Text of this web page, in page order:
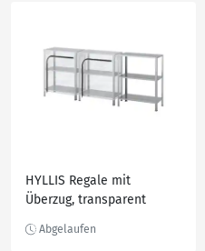
HYLLIS Regale mit
Überzug, transparent